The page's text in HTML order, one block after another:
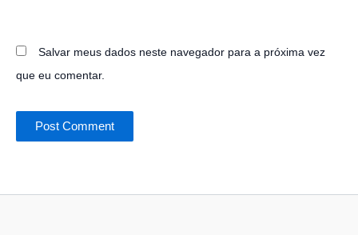
Salvar meus dados neste navegador para a próxima vez
que eu comentar.